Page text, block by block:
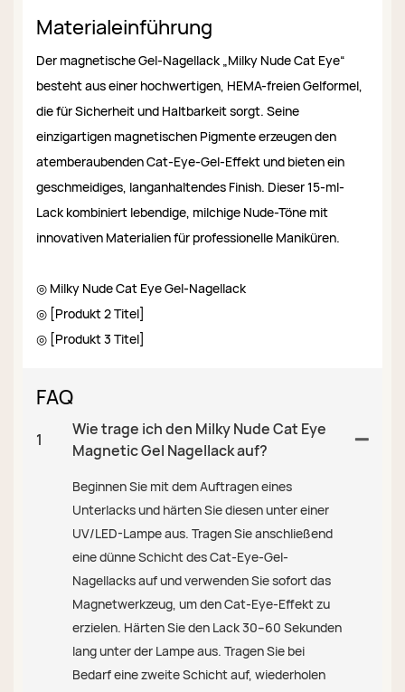
Materialeinführung
Der magnetische Gel-Nagellack „Milky Nude Cat Eye“
besteht aus einer hochwertigen, HEMA-freien Gelformel,
die für Sicherheit und Haltbarkeit sorgt. Seine
einzigartigen magnetischen Pigmente erzeugen den
atemberaubenden Cat-Eye-Gel-Effekt und bieten ein
geschmeidiges, langanhaltendes Finish. Dieser 15-ml-
Lack kombiniert lebendige, milchige Nude-Töne mit
innovativen Materialien für professionelle Maniküren.
◎ Milky Nude Cat Eye Gel-Nagellack
◎ [Produkt 2 Titel]
◎ [Produkt 3 Titel]
FAQ
1
Wie trage ich den Milky Nude Cat Eye
Magnetic Gel Nagellack auf?
Beginnen Sie mit dem Auftragen eines
Unterlacks und härten Sie diesen unter einer
UV/LED-Lampe aus. Tragen Sie anschließend
eine dünne Schicht des Cat-Eye-Gel-
Nagellacks auf und verwenden Sie sofort das
Magnetwerkzeug, um den Cat-Eye-Effekt zu
erzielen. Härten Sie den Lack 30–60 Sekunden
lang unter der Lampe aus. Tragen Sie bei
Bedarf eine zweite Schicht auf, wiederholen